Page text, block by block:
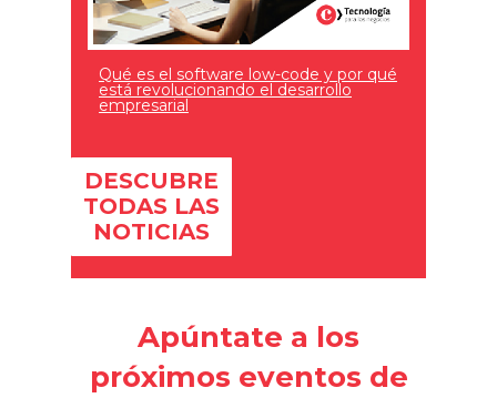
Qué es el software low-code y por qué
está revolucionando el desarrollo
empresarial
DESCUBRE
TODAS LAS
NOTICIAS
Apúntate a los
próximos eventos de